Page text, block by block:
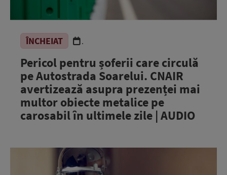
ÎNCHEIAT .
Pericol pentru șoferii care circulă
pe Autostrada Soarelui. CNAIR
avertizează asupra prezenței mai
multor obiecte metalice pe
carosabil în ultimele zile | AUDIO